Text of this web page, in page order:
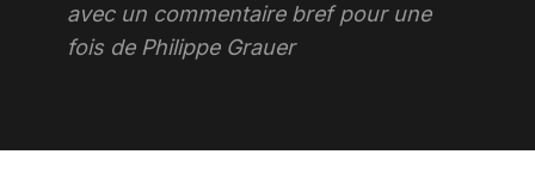
avec un commentaire bref pour une
fois de Philippe Grauer